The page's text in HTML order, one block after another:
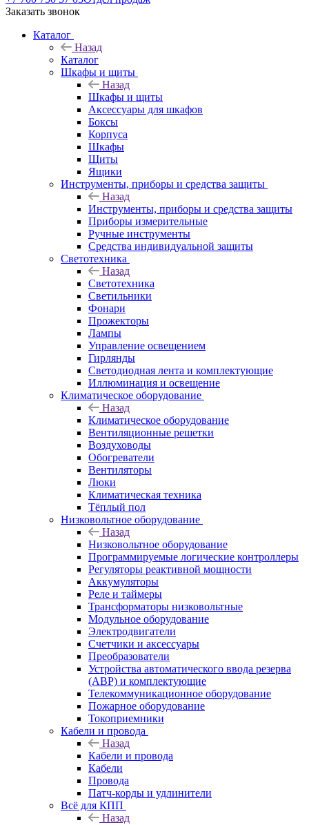
Заказать звонок
Каталог
Назад
Каталог
Шкафы и щиты
Назад
Шкафы и щиты
Аксессуары для шкафов
Боксы
Корпуса
Шкафы
Щиты
Ящики
Инструменты, приборы и средства защиты
Назад
Инструменты, приборы и средства защиты
Приборы измерительные
Ручные инструменты
Средства индивидуальной защиты
Светотехника
Назад
Светотехника
Светильники
Фонари
Прожекторы
Лампы
Управление освещением
Гирлянды
Светодиодная лента и комплектующие
Иллюминация и освещение
Климатическое оборудование
Назад
Климатическое оборудование
Вентиляционные решетки
Воздуховоды
Обогреватели
Вентиляторы
Люки
Климатическая техника
Тёплый пол
Низковольтное оборудование
Назад
Низковольтное оборудование
Программируемые логические контроллеры
Регуляторы реактивной мощности
Аккумуляторы
Реле и таймеры
Трансформаторы низковольтные
Модульное оборудование
Электродвигатели
Счетчики и аксессуары
Преобразователи
Устройства автоматического ввода резерва
(АВР) и комплектующие
Телекоммуникационное оборудование
Пожарное оборудование
Токоприемники
Кабели и провода
Назад
Кабели и провода
Кабели
Провода
Патч-корды и удлинители
Всё для КПП
Назад